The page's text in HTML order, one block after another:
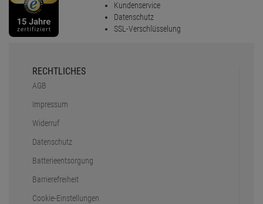
Kundenservice
Datenschutz
SSL-Verschlüsselung
RECHTLICHES
AGB
Impressum
Widerruf
Datenschutz
Batterieentsorgung
Barrierefreiheit
Cookie-Einstellungen